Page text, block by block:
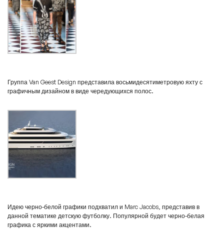
Группа Van Geest Design представила восьмидесятиметровую яхту с
графичным дизайном в виде чередующихся полос.
Идею черно-белой графики подхватил и Marc Jacobs, представив в
данной тематике детскую футболку. Популярной будет черно-белая
графика с яркими акцентами.